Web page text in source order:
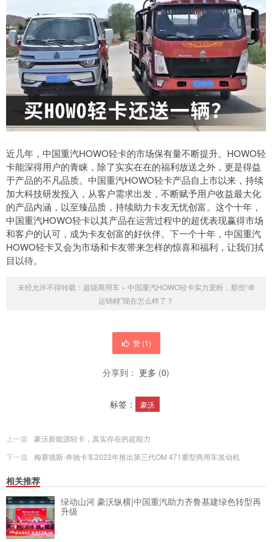
近几年，中国重汽HOWO轻卡的市场保有量不断提升。HOWO轻
卡能深得用户的青睐，除了实实在在的福利放送之外，更是得益
于产品的不凡品质。中国重汽HOWO轻卡产品自上市以来，持续
加大科技研发投入，从客户需求出发，不断赋予用户收益最大化
的产品内涵，以至臻品质，持续助力卡友无忧创富。这个十年，
中国重汽HOWO轻卡以其产品在运营过程中的超优表现赢得市场
和客户的认可，成为卡友创富的好伙伴。下一个十年，中国重汽
HOWO轻卡又会为市场和卡友带来怎样的惊喜和福利，让我们拭
目以待。
未经允许不得转载： 超级商用车» 中国重汽HOWO轻卡实力宠粉，那些“幸
运锦鲤”现在怎么样了？
赞 (1)
分享到： 更多 (0)
标签： 豪沃
上一篇
豪沃新能源轻卡，真实存在的超能力
下一篇
梅赛德斯-奔驰卡车2022年推出第三代OM 471重型商用车发动机
相关推荐
绿动山河 豪沃纵横|中国重汽助力齐鲁基建绿色转型再
升级